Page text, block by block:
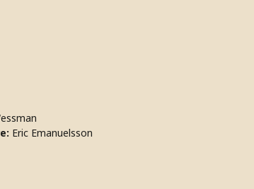
Eric Emanuelsson